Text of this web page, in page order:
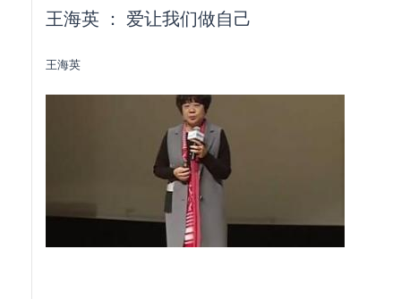
王海英 ： 爱让我们做自己
王海英